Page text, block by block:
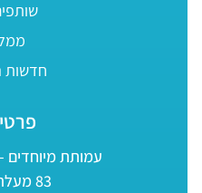
חדשות
עמותת מיוחדים - ע״ר
83 מעלה אדומים